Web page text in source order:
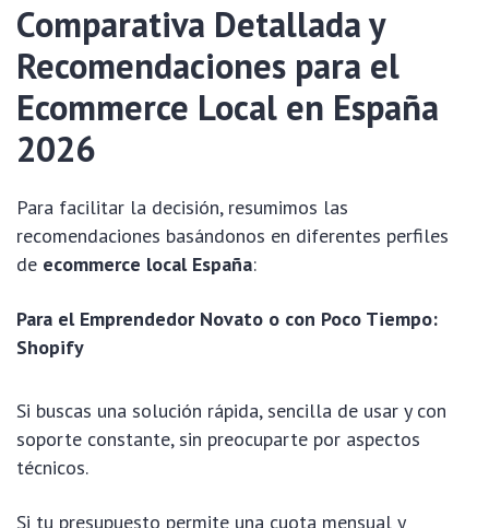
Comparativa Detallada y
Recomendaciones para el
Ecommerce Local en España
2026
Para facilitar la decisión, resumimos las
recomendaciones basándonos en diferentes perfiles
de ecommerce local España:
Para el Emprendedor Novato o con Poco Tiempo:
Shopify
Si buscas una solución rápida, sencilla de usar y con
soporte constante, sin preocuparte por aspectos
técnicos.
Si tu presupuesto permite una cuota mensual y